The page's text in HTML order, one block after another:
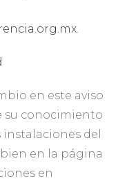
.
en este aviso
su conocimiento
del
en la página
en